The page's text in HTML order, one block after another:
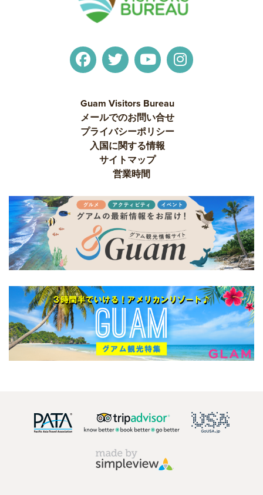
Guam Visitors Bureau
メールでのお問い合せ
プライバシーポリシー
入国に関する情報
サイトマップ
営業時間